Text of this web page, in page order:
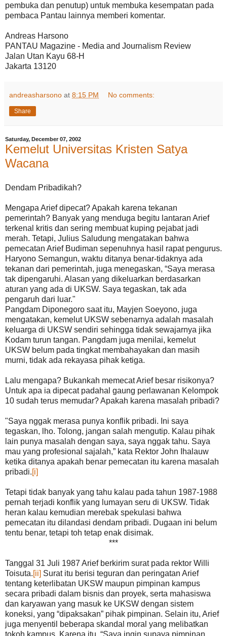
pembuka dan penutup) untuk membuka kesempatan pada
pembaca Pantau lainnya memberi komentar.
Andreas Harsono
PANTAU Magazine - Media and Journalism Review
Jalan Utan Kayu 68-H
Jakarta 13120
andreasharsono at 8:15 PM No comments:
Share
Saturday, December 07, 2002
Kemelut Universitas Kristen Satya
Wacana
Dendam Pribadikah?
Mengapa Arief dipecat? Apakah karena tekanan
pemerintah? Banyak yang menduga begitu lantaran Arief
terkenal kritis dan sering membuat kuping pejabat jadi
merah. Tetapi, Julius Saludung mengatakan bahwa
pemecatan Arief Budiman sepenuhnya hasil rapat pengurus.
Haryono Semangun, waktu ditanya benar-tidaknya ada
tekanan dari pemerintah, juga menegaskan, “Saya merasa
tak dipengaruhi. Alasan yang dikeluarkan berdasarkan
aturan yang ada di UKSW. Saya tegaskan, tak ada
pengaruh dari luar."
Pangdam Diponegoro saat itu, Mayjen Soeyono, juga
mengatakan, kemelut UKSW sebenarnya adalah masalah
keluarga di UKSW sendiri sehingga tidak sewajarnya jika
Kodam turun tangan. Pangdam juga menilai, kemelut
UKSW belum pada tingkat membahayakan dan masih
murni, tidak ada rekayasa pihak ketiga.
Lalu mengapa? Bukankah memecat Arief besar risikonya?
Untuk apa ia dipecat padahal gaung perlawanan Kelompok
10 sudah terus memudar? Apakah karena masalah pribadi?
"Saya nggak merasa punya konflik pribadi. Ini saya
tegaskan, lho. Tolong, jangan salah mengutip. Kalau pihak
lain punya masalah dengan saya, saya nggak tahu. Saya
mau yang profesional sajalah,” kata Rektor John Ihalauw
ketika ditanya apakah benar pemecatan itu karena masalah
pribadi.[i]
Tetapi tidak banyak yang tahu kalau pada tahun 1987-1988
pernah terjadi konflik yang lumayan seru di UKSW. Tidak
heran kalau kemudian merebak spekulasi bahwa
pemecatan itu dilandasi dendam pribadi. Dugaan ini belum
tentu benar, tetapi toh tetap enak disimak.
***
Tanggal 31 Juli 1987 Arief berkirim surat pada rektor Willi
Toisuta.[ii] Surat itu berisi teguran dan peringatan Arief
tentang keterlibatan UKSW maupun pimpinan kampus
secara pribadi dalam bisnis dan proyek, serta mahasiswa
dan karyawan yang masuk ke UKSW dengan sistem
koneksi, yang “dipaksakan” pihak pimpinan. Selain itu, Arief
juga menyentil beberapa skandal moral yang melibatkan
tokoh kampus. Karena itu, “Saya ingin supaya pimpinan